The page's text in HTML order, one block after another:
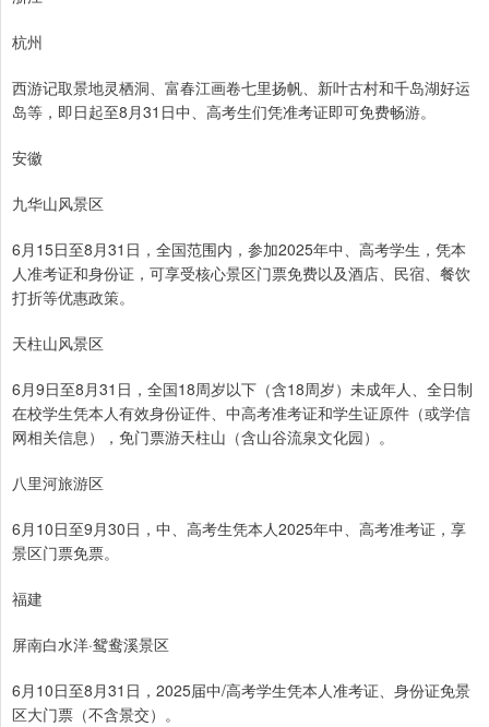
杭州
西游记取景地灵栖洞、富春江画卷七里扬帆、新叶古村和千岛湖好运
岛等，即日起至8月31日中、高考生们凭准考证即可免费畅游。
安徽
九华山风景区
6月15日至8月31日，全国范围内，参加2025年中、高考学生，凭本
人准考证和身份证，可享受核心景区门票免费以及酒店、民宿、餐饮
打折等优惠政策。
天柱山风景区
6月9日至8月31日，全国18周岁以下（含18周岁）未成年人、全日制
在校学生凭本人有效身份证件、中高考准考证和学生证原件（或学信
网相关信息），免门票游天柱山（含山谷流泉文化园）。
八里河旅游区
6月10日至9月30日，中、高考生凭本人2025年中、高考准考证，享
景区门票免票。
福建
屏南白水洋·鸳鸯溪景区
6月10日至8月31日，2025届中/高考学生凭本人准考证、身份证免景
区大门票（不含景交）。